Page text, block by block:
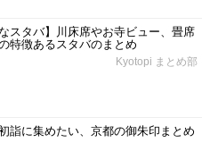
スタバ】川床席やお寺ビュー、畳席
特徴あるスタバのまとめ
Kyotopi まとめ部
詣に集めたい、京都の御朱印まとめ